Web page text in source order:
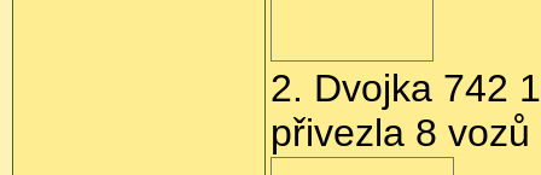
2. Dvojka 742
přivezla 8 vozů